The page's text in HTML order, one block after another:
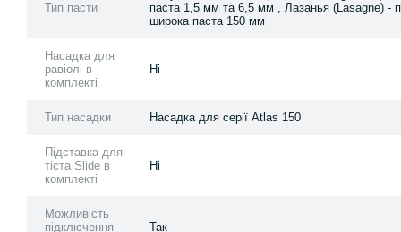
Тип пасти
паста 1,5 мм та 6,5 мм , Лазанья (Lasagne) -
широка паста 150 мм
Насадка для
равіолі в
комплекті
Ні
Тип насадки Насадка для серії Atlas 150
Підставка для
тіста Slide в
комплекті
Ні
Можливість
підключення
Так